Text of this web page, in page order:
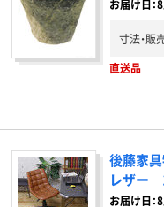
お届け日：
寸法・販
直送品
後藤家
レザー
お届け日：